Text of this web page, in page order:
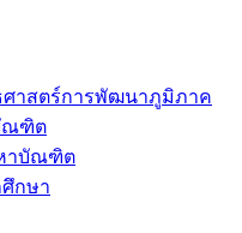
าสตร์การพัฒนาภูมิภาค
ณฑิต
าบัณฑิต
กษา